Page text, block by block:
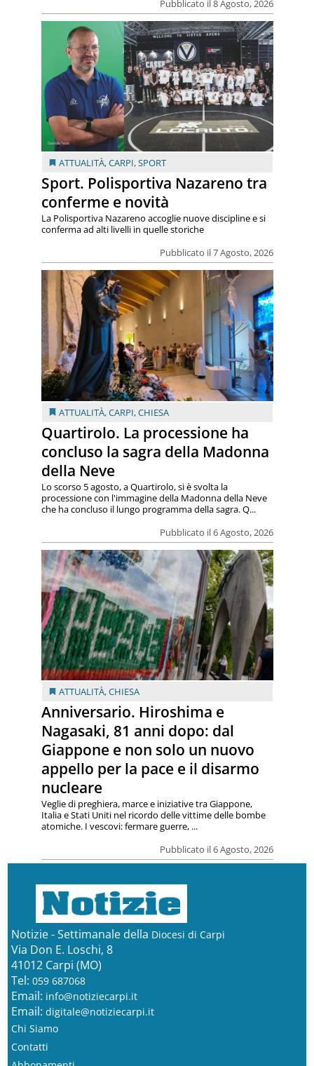
Pubblicato il 8 Agosto, 2026
ATTUALITÀ,CARPI,SPORT
Sport. Polisportiva Nazareno tra
conferme e novità
Pubblicato il 7 Agosto, 2026
La Polisportiva Nazareno accoglie nuove discipline e si
conferma ad alti livelli in quelle storiche
ATTUALITÀ,CARPI,CHIESA
Quartirolo. La processione ha
concluso la sagra della Madonna
della Neve
Pubblicato il 6 Agosto, 2026
Lo scorso 5 agosto, a Quartirolo, si è svolta la
processione con l'immagine della Madonna della Neve
che ha concluso il lungo programma della sagra. Q...
ATTUALITÀ,CHIESA
Anniversario. Hiroshima e
Nagasaki, 81 anni dopo: dal
Giappone e non solo un nuovo
appello per la pace e il disarmo
nucleare
Pubblicato il 6 Agosto, 2026
Veglie di preghiera, marce e iniziative tra Giappone,
Italia e Stati Uniti nel ricordo delle vittime delle bombe
atomiche. I vescovi: fermare guerre, ...
Notizie - Settimanale della Diocesi di Carpi
Via Don E. Loschi, 8
41012 Carpi (MO)
Tel: 059 687068
Email: info@notiziecarpi.it
Email: digitale@notiziecarpi.it
Chi Siamo
Contatti